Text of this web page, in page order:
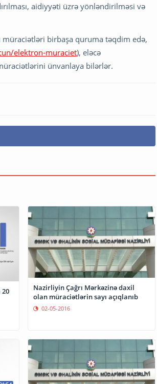
aidiyyəti üzrə yönləndirilməsi və
müraciətləri birbaşa quruma təqdim edə,
elektron-muraciet), eləcə
ünvanlaya bilərlər.
20
Nazirliyin Çağrı Mərkəzinə daxil
olan müraciətlərin sayı açıqlanıb
02-05-2016